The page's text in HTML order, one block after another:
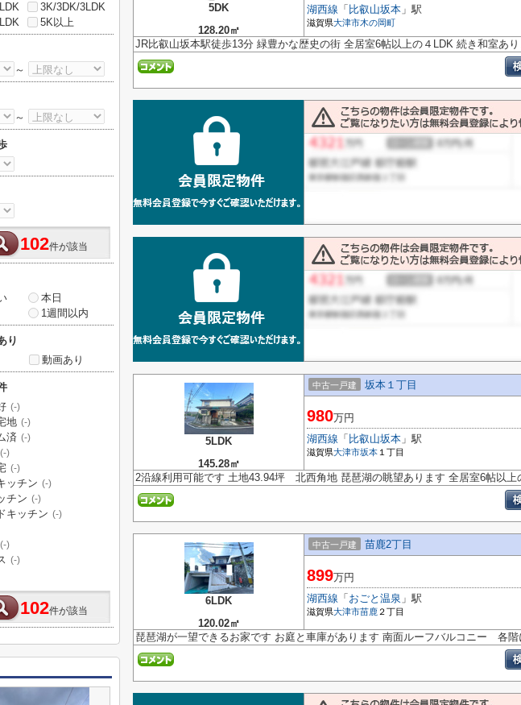
5DK
128.20㎡
湖西線 「 比叡山坂本 」駅
滋賀県大津市木の岡町
JR比叡山坂本駅徒歩13分 緑豊かな歴史の街 全居室6帖以上の４LDK 続き和室あり
5LDK
145.28㎡
中古一戸建 坂本１丁目
980万円
湖西線 「 比叡山坂本 」駅
滋賀県大津市坂本 １丁目
2沿線利用可能です 土地43.94坪 北西角地 琵琶湖の眺望あります 全居室6帖以上
6LDK
120.02㎡
中古一戸建 苗鹿2丁目
899万円
湖西線 「 おごと温泉 」駅
滋賀県大津市苗鹿 ２丁目
琵琶湖が一望できるお家です お庭と車庫があります 南面ルーフバルコニー 各階
3K/3DK/3LDK
5K以上
～
～
102件が該当
本日
1週間以内
り
動画あり
(-)
地 (-)
済 (-)
(-)
(-)
ッチン (-)
チン (-)
キッチン (-)
(-)
(-)
102件が該当